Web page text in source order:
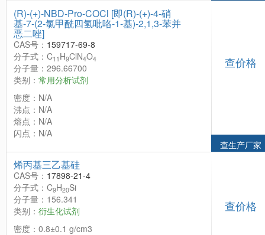
(R)-(+)-NBD-Pro-COCl [即(R)-(+)-4-硝
基-7-(2-氯甲酰四氢吡咯-1-基)-2,1,3-苯并
恶二唑]
CAS号： 159717-69-8
分子式：C11 H9ClN4O4
分子量：296.66700
类别： 常用分析试剂
密度：N/A
沸点：N/A
熔点：N/A
闪点：N/A
查价格
查生产厂家
烯丙基三乙基硅
CAS号： 17898-21-4
分子式：C9H20Si
分子量：156.341
类别： 衍生化试剂
密度：0.8±0.1 g/cm3
查价格